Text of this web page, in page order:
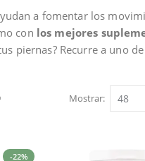
a fomentar los
con los mejores
piernas? Recurre a uno de
Mostrar
-22%